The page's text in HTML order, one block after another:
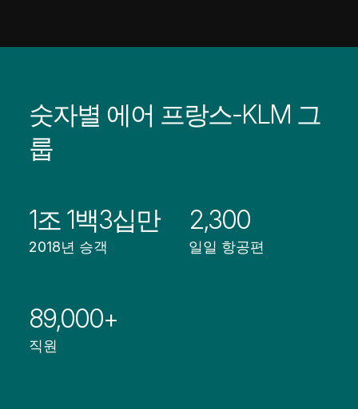
숫자별 에어 프랑스-KLM 그
룹
1조 1백3십만
2018년 승객
2,300
일일 항공편
89,000+
직원